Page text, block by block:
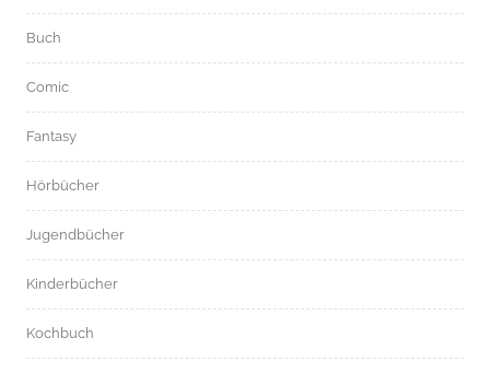
Buch
Comic
Fantasy
Hörbücher
Jugendbücher
Kinderbücher
Kochbuch